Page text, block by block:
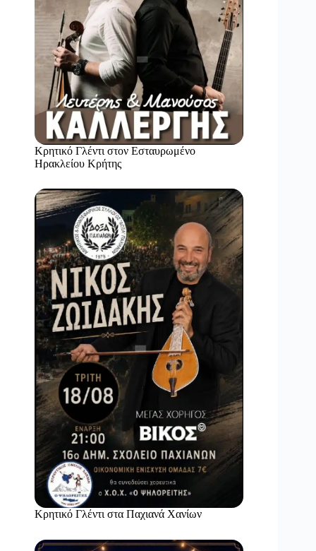
Κρητικό Γλέντι στον Εσταυρωμένο
Ηρακλείου Κρήτης
Κρητικό Γλέντι στα Παχιανά Χανίων